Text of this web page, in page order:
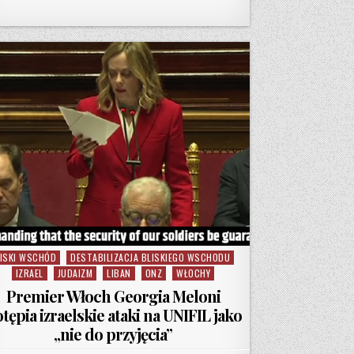
ANTYSEMICKI
in
WSCHÓD
DESTABILIZACJA BLISKIEGO WSCHODU
IZRAEL
JUDAIZM LIBAN ONZ WŁOCHY
Premier Włoch Georgia Meloni
izraelskie ataki na UNIFIL jako
„nie do przyjęcia”